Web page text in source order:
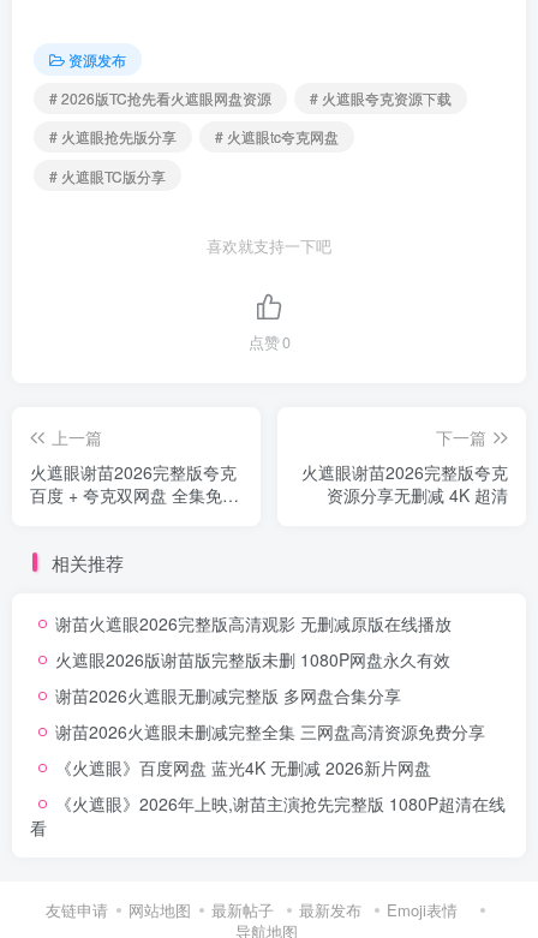
资源发布
# 2026版TC抢先看火遮眼网盘资源
# 火遮眼夸克资源下载
# 火遮眼抢先版分享
# 火遮眼tc夸克网盘
# 火遮眼TC版分享
喜欢就支持一下吧
点赞0
上一篇
火遮眼谢苗2026完整版夸克
百度 + 夸克双网盘 全集免费
下一篇
火遮眼谢苗2026完整版夸克
资源分享无删减 4K 超清
相关推荐
谢苗火遮眼2026完整版高清观影 无删减原版在线播放
火遮眼2026版谢苗版完整版未删 1080P网盘永久有效
谢苗2026火遮眼无删减完整版 多网盘合集分享
谢苗2026火遮眼未删减完整全集 三网盘高清资源免费分享
《火遮眼》百度网盘 蓝光4K 无删减 2026新片网盘
《火遮眼》2026年上映,谢苗主演抢先完整版 1080P超清在线
看
友链申请 网站地图 最新帖子 最新发布
Emoji表情
导航地图